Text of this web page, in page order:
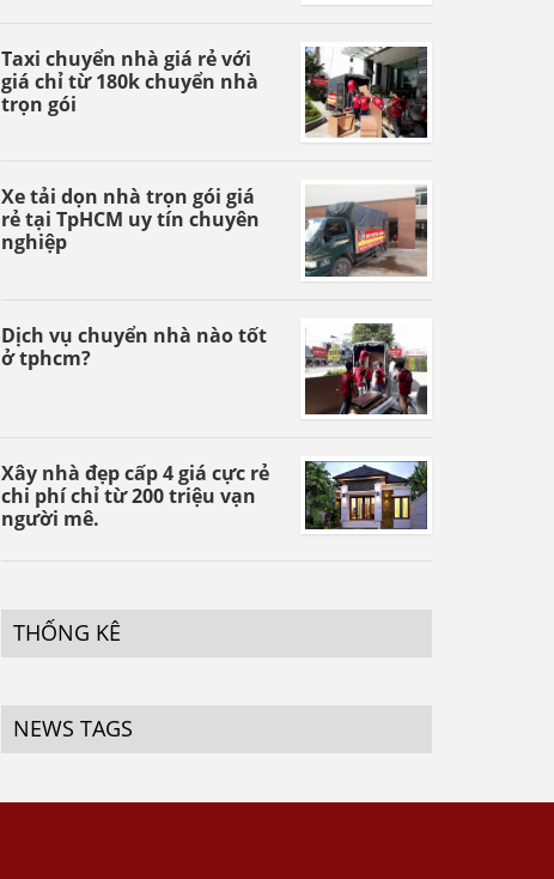
Taxi chuyển nhà giá rẻ với
giá chỉ từ 180k chuyển nhà
trọn gói
Xe tải dọn nhà trọn gói giá
rẻ tại TpHCM uy tín chuyên
nghiệp
Dịch vụ chuyển nhà nào tốt
ở tphcm?
Xây nhà đẹp cấp 4 giá cực rẻ
chi phí chỉ từ 200 triệu vạn
người mê.
THỐNG KÊ
NEWS TAGS